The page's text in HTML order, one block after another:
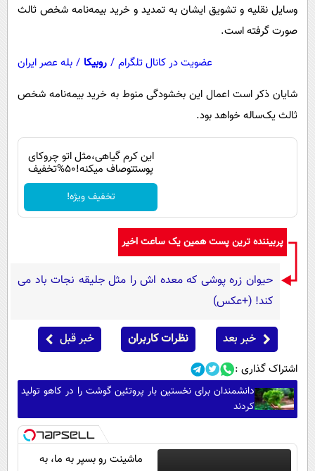
وسایل نقلیه و تشویق ایشان به تمدید و خرید بیمه‌نامه شخص ثالث
صورت گرفته است.
عضویت در کانال تلگرام / روبیکا / بله عصر ایران
شایان ذکر است اعمال این بخشودگی منوط به خرید بیمه‌نامه شخص
ثالث یک‌ساله خواهد بود.
این کرم گیاهی،مثل اتو چروکای
پوستتوصاف میکنه!50%تخفیف
تخفیف ویژه!
پربیننده ترین پست همین یک ساعت اخیر
حیوان زره پوشی که معده اش را مثل جلیقه نجات باد می
کند! (+عکس)
خبر بعد نظرات کاربران خبر قبل
اشتراک گذاری :
دانشمندان برای نخستین بار پروتئین گوشت را در کاهو تولید
کردند
ماشینت رو بسپر به ما، به